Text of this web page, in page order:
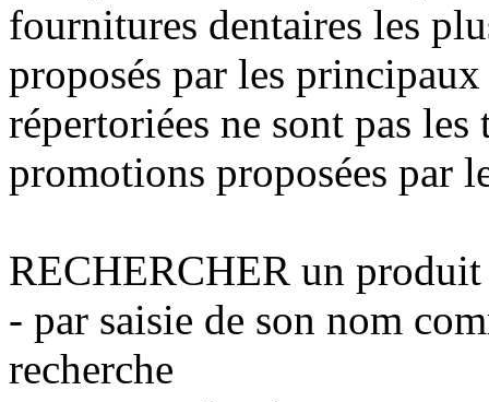
fournitures dentaires les
proposés par les
répertoriées ne sont pas
promotions proposées par
RECHERCHER un produit
- par saisie de son nom
recherche